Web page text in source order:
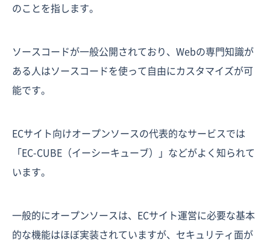
のことを指します。
ソースコードが一般公開されており、Webの専門知識が
ある人はソースコードを使って自由にカスタマイズが可
能です。
ECサイト向けオープンソースの代表的なサービスでは
「EC-CUBE（イーシーキューブ）」などがよく知られて
います。
一般的にオープンソースは、ECサイト運営に必要な基本
的な機能はほぼ実装されていますが、セキュリティ面が